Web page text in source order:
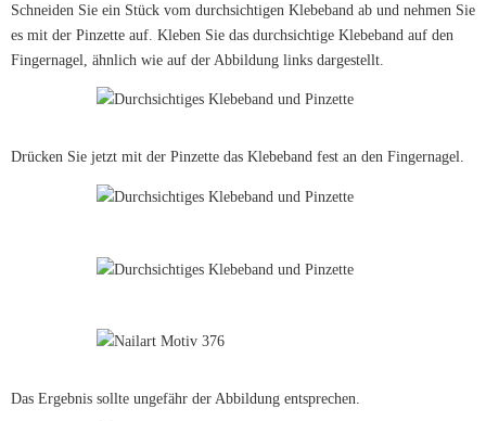
Schneiden Sie ein Stück vom durchsichtigen Klebeband ab und nehmen Sie
es mit der Pinzette auf. Kleben Sie das durchsichtige Klebeband auf den
Fingernagel, ähnlich wie auf der Abbildung links dargestellt.
Drücken Sie jetzt mit der Pinzette das Klebeband fest an den Fingernagel.
Das Ergebnis sollte ungefähr der Abbildung entsprechen.